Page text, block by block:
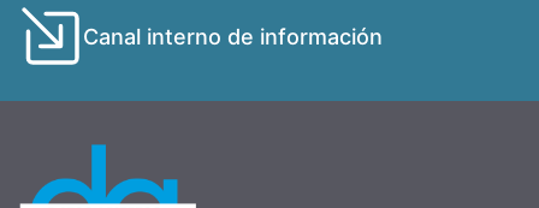
Canal interno de información